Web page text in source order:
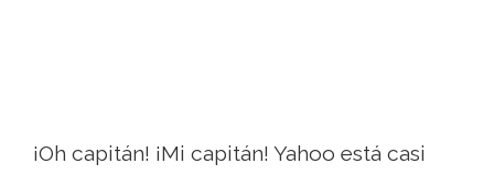
¡Oh capitán! ¡Mi capitán! Yahoo está casi